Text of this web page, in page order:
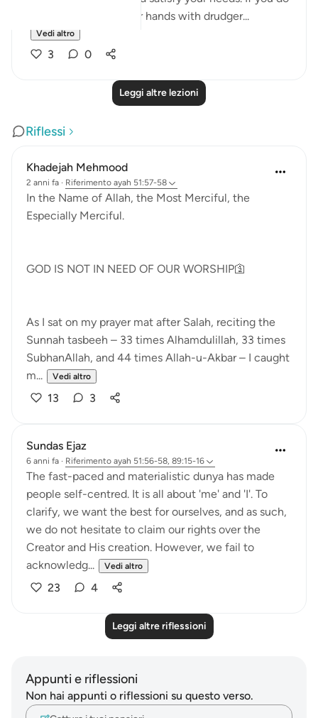
not do so, I will fill your hands with drudger...
Vedi altro
3 0
Leggi altre lezioni
Riflessi
Khadejah Mehmood
2 anni fa · Riferimento ayah 51:57-58
In the Name of Allah, the Most Merciful, the
Especially Merciful.
GOD IS NOT IN NEED OF OUR WORSHIP🛐
As I sat on my prayer mat after Salah, reciting the
Sunnah tasbeeh – 33 times Alhamdulillah, 33 times
SubhanAllah, and 44 times Allah-u-Akbar – I caught
m...
Vedi altro
13 3
Sundas Ejaz
6 anni fa · Riferimento ayah 51:56-58, 89:15-16
The fast-paced and materialistic dunya has made
people self-centred. It is all about 'me' and 'I'. To
clarify, we want the best for ourselves, and as such,
we do not hesitate to claim our rights over the
Creator and His creation. However, we fail to
acknowledg...
Vedi altro
23 4
Leggi altre riflessioni
Appunti e riflessioni
Non hai appunti o riflessioni su questo verso.